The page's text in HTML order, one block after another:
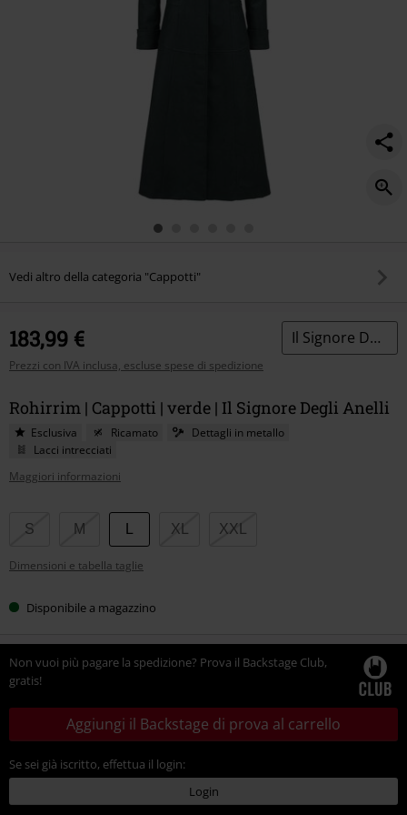
Vedi altro della categoria "Cappotti"
183,99 €
Prezzi con IVA inclusa, escluse spese di spedizione
Il Signore Degli Anelli
Rohirrim | Cappotti | verde | Il Signore Degli Anelli
Esclusiva Ricamato
Dettagli in metallo
Lacci intrecciati
Maggiori informazioni
Scegli
tua
S M XL XXL
Dimensioni e tabella taglie
Disponibile a magazzino
Non vuoi più pagare la spedizione? Prova il Backstage Club,
gratis!
Aggiungi il Backstage di prova al carrello
Se sei già iscritto, effettua il login:
Login